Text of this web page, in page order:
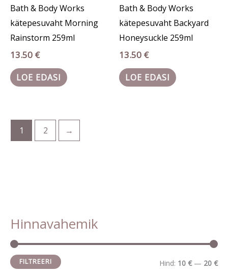
Hinnavahemik
FILTREERI Hind: 10 €— 20 €
Bath & Body Works
kätepesuvaht Morning
Rainstorm 259ml
13.50 €
LOE EDASI
Bath & Body Works
kätepesuvaht Backyard
Honeysuckle 259ml
13.50 €
LOE EDASI
1 2 →